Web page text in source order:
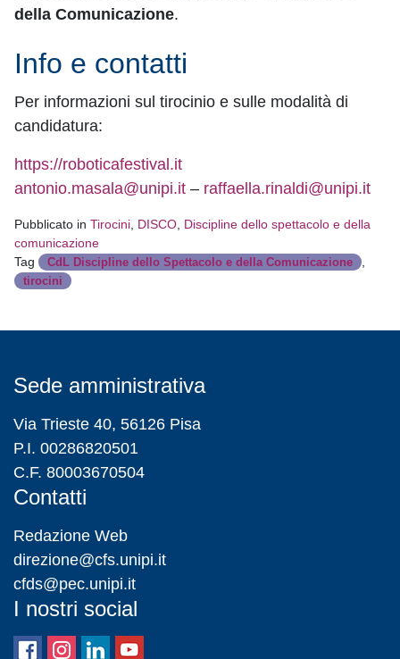
della Comunicazione.
Info e contatti
Per informazioni sul tirocinio e sulle modalità di
candidatura:
https://roboticafestival.it
antonio.masala@unipi.it – raffaella.rinaldi@unipi.it
Pubblicato in Tirocini, DISCO, Discipline dello spettacolo e della
comunicazione
Tag
CdL Discipline dello Spettacolo e della Comunicazione ,
tirocini
Sede amministrativa
Via Trieste 40, 56126 Pisa
P.I. 00286820501
C.F. 80003670504
Contatti
Redazione Web
direzione@cfs.unipi.it
cfds@pec.unipi.it
I nostri social